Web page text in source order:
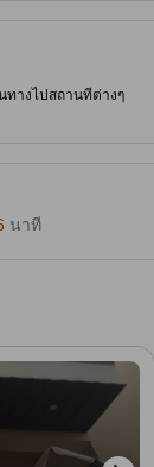
ทางไปสถานที่ต่างๆ
นาที